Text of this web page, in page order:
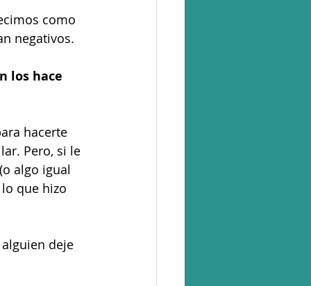
como
negativos.
los hace
hacerte
Pero, si le
algo igual
que hizo
deje